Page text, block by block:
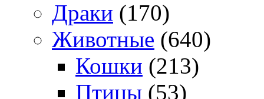
Драки (170)
Животные (640)
Кошки (213)
Птицы (53)